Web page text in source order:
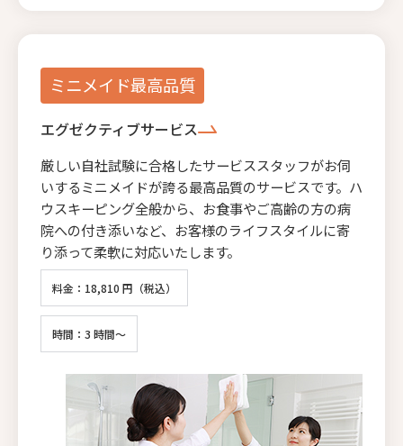
ミニメイド最高品質
エグゼクティブサービス
厳しい自社試験に合格したサービススタッフがお伺
いするミニメイドが誇る最高品質のサービスです。ハ
ウスキーピング全般から、お食事やご高齢の方の病
院への付き添いなど、お客様のライフスタイルに寄
り添って柔軟に対応いたします。
料金：18,810 円（税込）
時間：3 時間～